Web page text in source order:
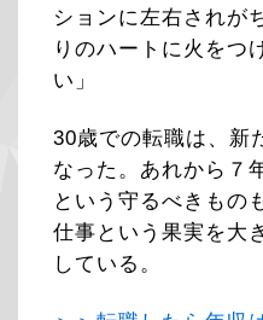
ションに左右されが
りのハートに火をつ
い」
30歳での転職は、新
なった。あれから７
という守るべきもの
仕事という果実を大
している。